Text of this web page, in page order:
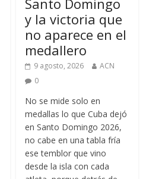
Santo Domingo
y la victoria que
no aparece en el
medallero
9 agosto, 2026
ACN
0
No se mide solo en
medallas lo que Cuba dejó
en Santo Domingo 2026,
no cabe en una tabla fría
ese temblor que vino
desde la isla con cada